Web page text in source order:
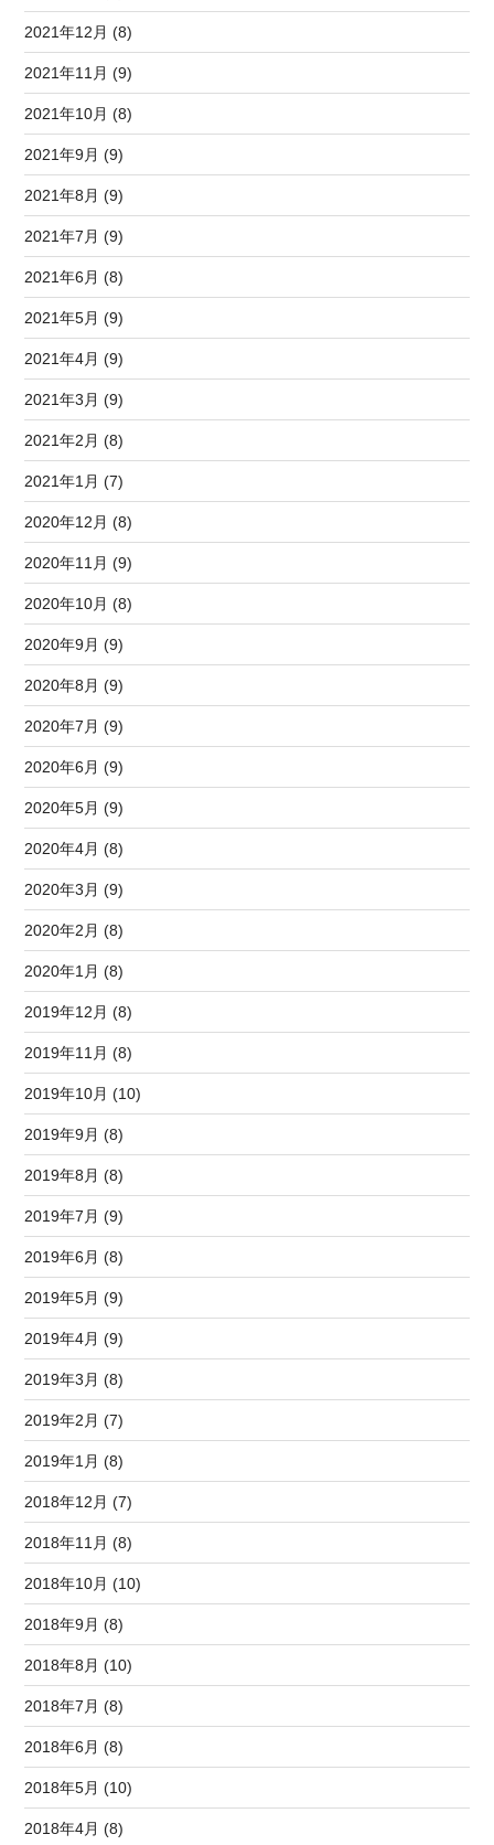
2021年12月 (8)
2021年11月 (9)
2021年10月 (8)
2021年9月 (9)
2021年8月 (9)
2021年7月 (9)
2021年6月 (8)
2021年5月 (9)
2021年4月 (9)
2021年3月 (9)
2021年2月 (8)
2021年1月 (7)
2020年12月 (8)
2020年11月 (9)
2020年10月 (8)
2020年9月 (9)
2020年8月 (9)
2020年7月 (9)
2020年6月 (9)
2020年5月 (9)
2020年4月 (8)
2020年3月 (9)
2020年2月 (8)
2020年1月 (8)
2019年12月 (8)
2019年11月 (8)
2019年10月 (10)
2019年9月 (8)
2019年8月 (8)
2019年7月 (9)
2019年6月 (8)
2019年5月 (9)
2019年4月 (9)
2019年3月 (8)
2019年2月 (7)
2019年1月 (8)
2018年12月 (7)
2018年11月 (8)
2018年10月 (10)
2018年9月 (8)
2018年8月 (10)
2018年7月 (8)
2018年6月 (8)
2018年5月 (10)
2018年4月 (8)